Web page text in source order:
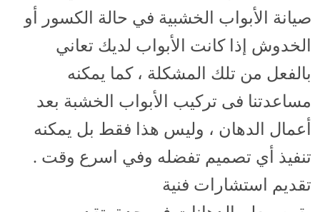
صيانة الأبواب الخشبية في حالة الكسور أو
الخدوش إذا كانت الأبواب لديك تعاني
بالفعل من تلك المشكلة ، كما يمكنه
مساعدتنا فى تركيب الأبواب الخشبة بعد
أعمال الدهان ، وليس هذا فقط بل يمكنه
تنفيذ أي تصميم تفضله وفي اسرع وقت .
تقديم استشارات فنية